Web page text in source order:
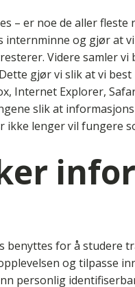
– er noe de aller
og gjør at
Videre samler
gjør vi slik at vi
Internet Explorer,
slik at
lenger vil fungere
benyttes for å studere
og tilpasse
personlig